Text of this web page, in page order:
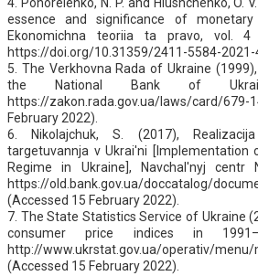
essence and significance of monetary
Ekonomichna teoriia ta pravo, vol.
https://doi.org/10.31359/2411-5584-2021-
5. The Verkhovna Rada of Ukraine
the National Bank of
https://zakon.rada.gov.ua/laws/card/
February 2022).
6. Nikolajchuk, S. (2017),
targetuvannja v Ukrai'ni [Implementation
Regime in Ukraine], Navchal'nyj centr
https://old.bank.gov.ua/doccatalog/
(Accessed 15 February 2022).
7. The State Statistics Service of Ukraine
consumer price indices in
http://www.ukrstat.gov.ua/operativ/
(Accessed 15 February 2022).